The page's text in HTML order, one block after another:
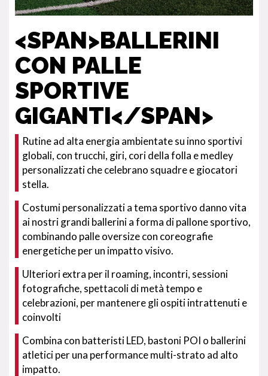
<SPAN>BALLERINI
CON PALLE
SPORTIVE
GIGANTI</SPAN>
Rutine ad alta energia ambientate su inno sportivi
globali, con trucchi, giri, cori della folla e medley
personalizzati che celebrano squadre e giocatori
stella.
Costumi personalizzati a tema sportivo danno vita
ai nostri grandi ballerini a forma di pallone sportivo,
combinando palle oversize con coreografie
energetiche per un impatto visivo.
Ulteriori extra per il roaming, incontri, sessioni
fotografiche, spettacoli di metà tempo e
celebrazioni, per mantenere gli ospiti intrattenuti e
coinvolti
Combina con batteristi LED, bastoni POI o ballerini
atletici per una performance multi-strato ad alto
impatto.